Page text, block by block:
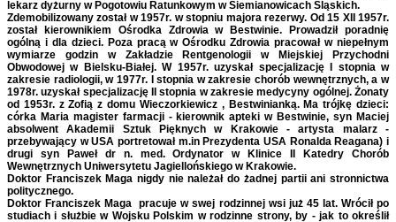
lekarz dyżurny w Pogotowiu Ratunkowym w Siemianowicach Sląskich.
Zdemobilizowany został w 1957r. w stopniu majora rezerwy. Od 15 XII 1957r.
został kierownikiem Ośrodka Zdrowia w Bestwinie. Prowadził poradnię
ogólną i dla dzieci. Poza pracą w Ośrodku Zdrowia pracował w niepełnym
wymiarze godzin w Zakładzie Rentgenologii w Miejskiej Przychodni
Obwodowej w Bielsku-Białej. W 1957r. uzyskał specjalizację I stopnia w
zakresie radiologii, w 1977r. I stopnia w zakresie chorób wewnętrznych, a w
1978r. uzyskał specjalizację II stopnia w zakresie medycyny ogólnej. Żonaty
od 1953r. z Zofią z domu Wieczorkiewicz , Bestwinianką. Ma trójkę dzieci:
córka Maria magister farmacji - kierownik apteki w Bestwinie, syn Maciej
absolwent Akademii Sztuk Pięknych w Krakowie - artysta malarz -
przebywający w USA portretował m.in Prezydenta USA Ronalda Reagana) i
drugi syn Paweł dr n. med. Ordynator w Klinice II Katedry Chorób
Wewnętrznych Uniwersytetu Jagiellońskiego w Krakowie.
Doktor Franciszek Maga nigdy nie należał do żadnej partii ani stronnictwa
politycznego.
Doktor Franciszek Maga pracuje w swej rodzinnej wsi już 45 lat. Wrócił po
studiach i służbie w Wojsku Polskim w rodzinne strony, by - jak to określił